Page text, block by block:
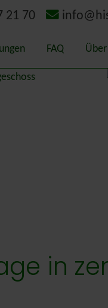
21 70
FAQ
in